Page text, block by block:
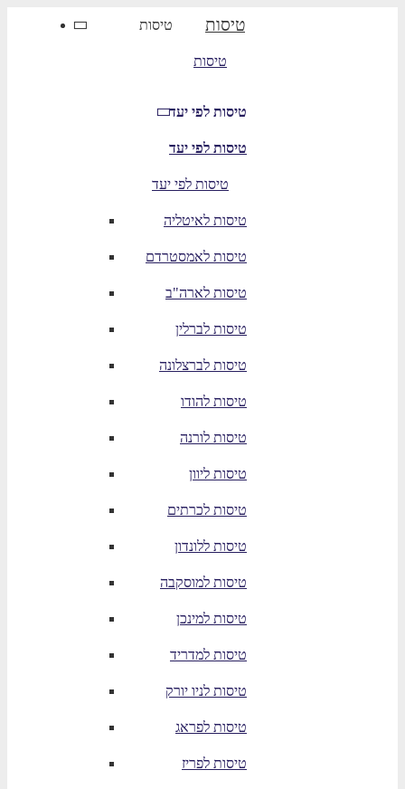
טיסות טיסות
טיסות
טיסות לפי יעד
טיסות לפי יעד
טיסות לפי יעד
טיסות לאיטליה
טיסות לאמסטרדם
טיסות לארה"ב
טיסות לברלין
טיסות לברצלונה
טיסות להודו
טיסות לורנה
טיסות ליוון
טיסות לכרתים
טיסות ללונדון
טיסות למוסקבה
טיסות למינכן
טיסות למדריד
טיסות לניו יורק
טיסות לפראג
טיסות לפריז